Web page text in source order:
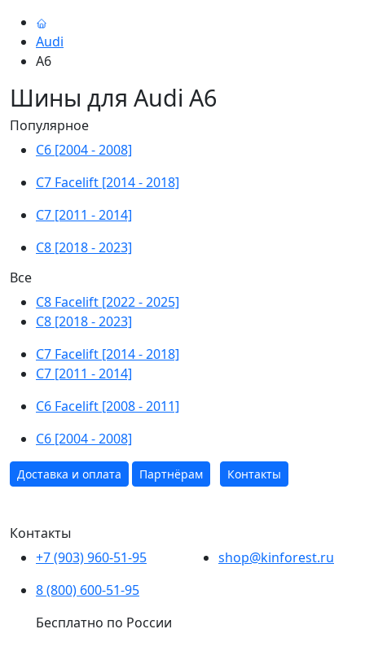
Audi
A6
Шины для Audi A6
Популярное
C6 [2004 - 2008]
C7 Facelift [2014 - 2018]
C7 [2011 - 2014]
C8 [2018 - 2023]
Все
C8 Facelift [2022 - 2025]
C8 [2018 - 2023]
C7 Facelift [2014 - 2018]
C7 [2011 - 2014]
C6 Facelift [2008 - 2011]
C6 [2004 - 2008]
Доставка и оплата Партнёрам Контакты
Контакты
+7 (903) 960-51-95
8 (800) 600-51-95
Бесплатно по России
shop@kinforest.ru